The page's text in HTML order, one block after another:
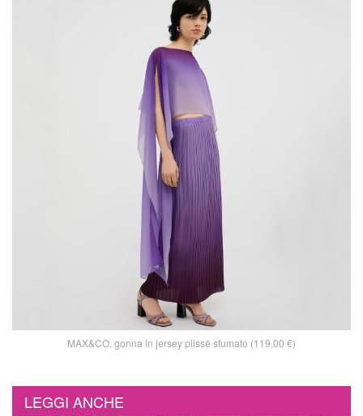
MAX&CO. gonna in jersey plissé sfumato (119,00 €)
LEGGI ANCHE